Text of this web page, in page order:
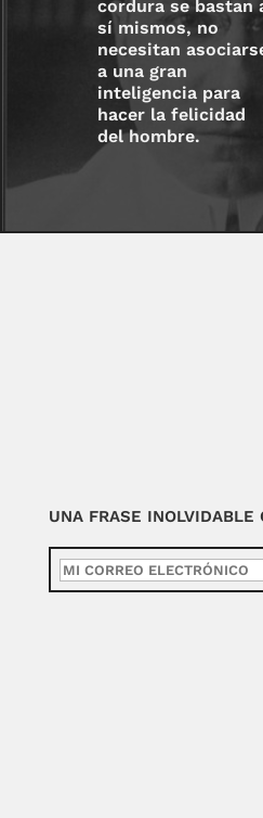
cordura se bastan
sí mismos, no
necesitan
a una gran
inteligencia para
hacer la felicidad
del hombre.
UNA FRASE INOLVIDABLE